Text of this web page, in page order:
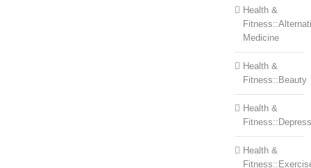
Health &
Medicine
Health &
Fitness::Beauty
Health &
Health &